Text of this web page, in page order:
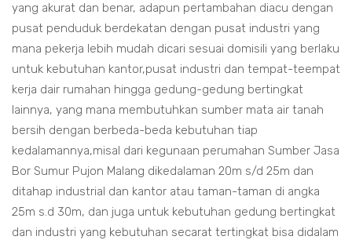
yang akurat dan benar, adapun pertambahan diacu dengan
pusat penduduk berdekatan dengan pusat industri yang
mana pekerja lebih mudah dicari sesuai domisili yang berlaku
untuk kebutuhan kantor,pusat industri dan tempat-teempat
kerja dair rumahan hingga gedung-gedung bertingkat
lainnya, yang mana membutuhkan sumber mata air tanah
bersih dengan berbeda-beda kebutuhan tiap
kedalamannya,misal dari kegunaan perumahan Sumber Jasa
Bor Sumur Pujon Malang dikedalaman 20m s/d 25m dan
ditahap industrial dan kantor atau taman-taman di angka
25m s.d 30m, dan juga untuk kebutuhan gedung bertingkat
dan industri yang kebutuhan secarat tertingkat bisa didalam